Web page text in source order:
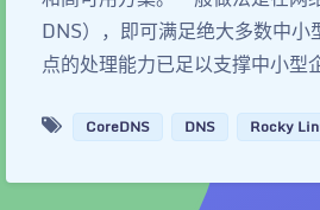
DNS），即可满足绝大多数中
点的处理能力已足以支撑中小
CoreDNS DNS Rocky